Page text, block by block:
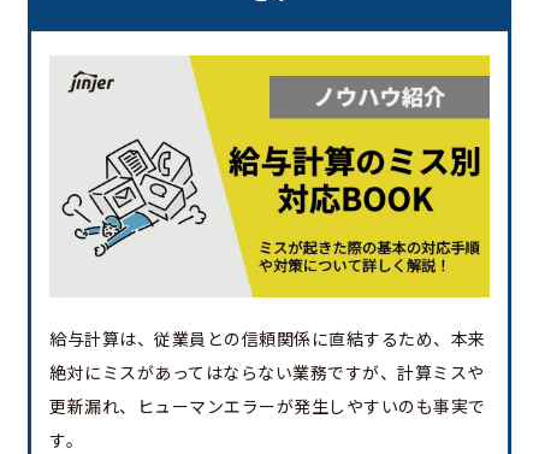
給与計算は、従業員との信頼関係に直結するため、本来
絶対にミスがあってはならない業務ですが、計算ミスや
更新漏れ、ヒューマンエラーが発生しやすいのも事実で
す。